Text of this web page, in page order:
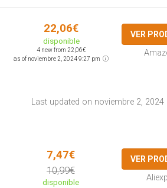
22,06€
disponible
4 new from 22,06€
as of noviembre 2, 2024 9:27 pm
VER
Last updated on noviembre 2, 2024
7,47€
10,99€
disponible
VER